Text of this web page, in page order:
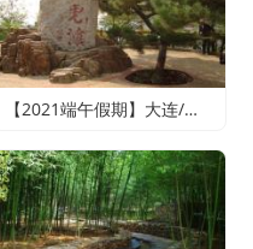
【2021端午假期】大连/老虎滩海洋公园或森林动物园（2选1）/旅顺精品纯玩双船四日游（含老虎滩海洋五馆套票、旅顺潜艇博物馆+巡航体验）